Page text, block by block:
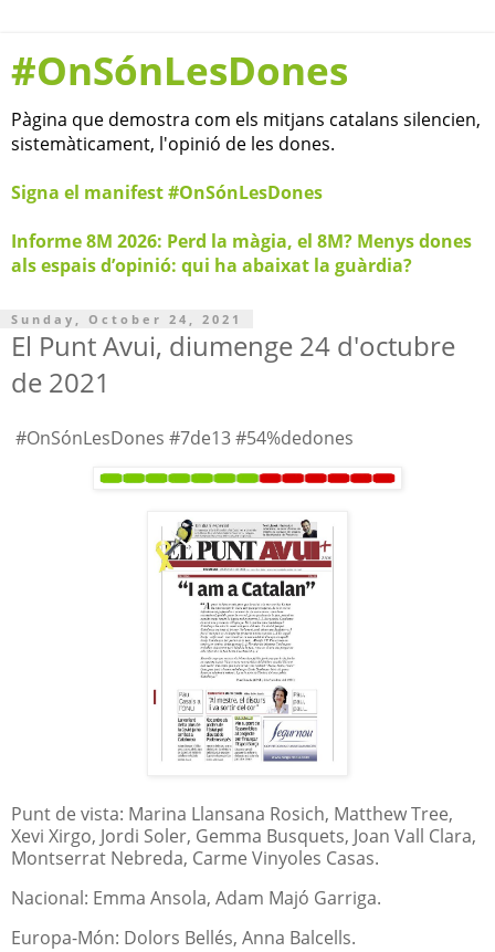
#OnSónLesDones
Pàgina que demostra com els mitjans catalans silencien,
sistemàticament, l'opinió de les dones.
Signa el manifest #OnSónLesDones
Informe 8M 2026: Perd la màgia, el 8M? Menys dones
als espais d’opinió: qui ha abaixat la guàrdia?
Sunday, October 24, 2021
El Punt Avui, diumenge 24 d'octubre
de 2021
#OnSónLesDones #7de13 #54%dedones
Punt de vista: Marina Llansana Rosich, Matthew Tree,
Xevi Xirgo, Jordi Soler, Gemma Busquets, Joan Vall Clara,
Montserrat Nebreda, Carme Vinyoles Casas.
Nacional: Emma Ansola, Adam Majó Garriga.
Europa-Món: Dolors Bellés, Anna Balcells.